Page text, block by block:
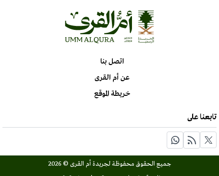
اتصل بنا
عن أم القرى
خريطة الموقع
تابعنا على
جميع الحقوق محفوظة لجريدة أم القرى © 2026